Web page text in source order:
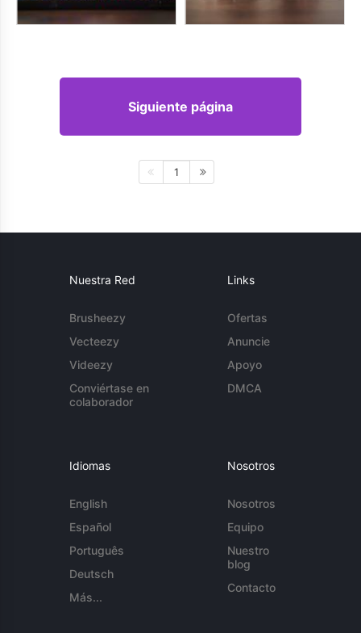
Siguiente página
1
Nuestra Red
Brusheezy
Vecteezy
Videezy
Conviértase en
colaborador
Links
Ofertas
Anuncie
Apoyo
DMCA
Idiomas
English
Español
Português
Deutsch
Más...
Nosotros
Nosotros
Equipo
Nuestro
blog
Contacto